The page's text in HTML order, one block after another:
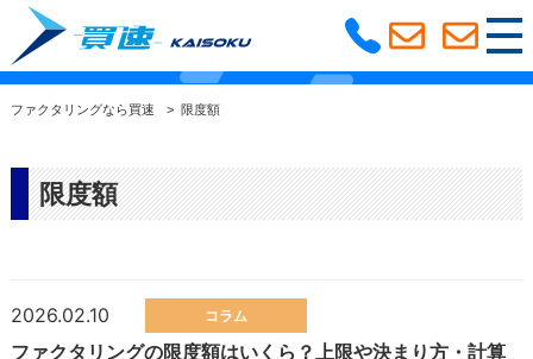
ファクタリングコラム サービス紹介
限度額
ファクタリングなら買速 > 限度額
限度額
2026.02.10 コラム
ファクタリングの限度額はいくら？上限や決まり方・計算